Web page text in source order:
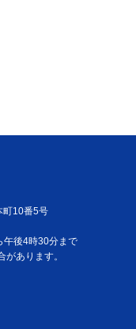
町10番5号
午後4時30分まで
あります。